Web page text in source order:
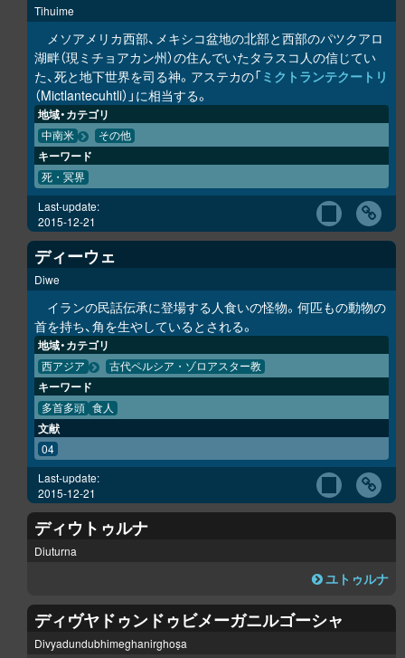
Tihuime
メソアメリカ西部、メキシコ盆地の北部と西部のパツクアロ
湖畔（現ミチョアカン州）の住んでいたタラスコ人の信じてい
た、死と地下世界を司る神。アステカの「ミクトランテクートリ
（Mictlantecuhtli）」に相当する。
地域・カテゴリ
中南米 その他
キーワード
死・冥界
Last-update:
2015-12-21
ディーウェ
Diwe
イランの民話伝承に登場する人食いの怪物。何匹もの動物の
首を持ち、角を生やしているとされる。
地域・カテゴリ
西アジア 古代ペルシア・ゾロアスター教
キーワード
多首多頭 食人
文献
04
Last-update:
2015-12-21
ディウトゥルナ
Diuturna
ユトゥルナ
ディヴヤドゥンドゥビメーガニルゴーシャ
Divyadundubhimeghanirghoṣa